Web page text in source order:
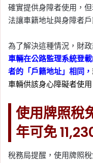
確實提供身障者使用，
法讓車籍地址與身障者
為了解決這種情況，財
車輛在公路監理系統登
者的「戶籍地址」相同，
車輛供該身心障礙者使
使用牌照稅
年可免
稅務局提醒，使用牌照